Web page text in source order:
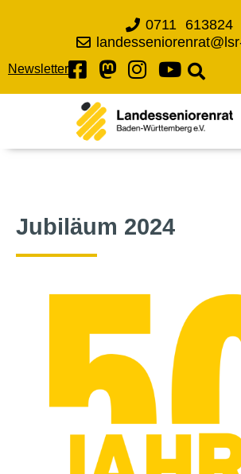
0711 613824
Newsletter
Jubiläum 2024